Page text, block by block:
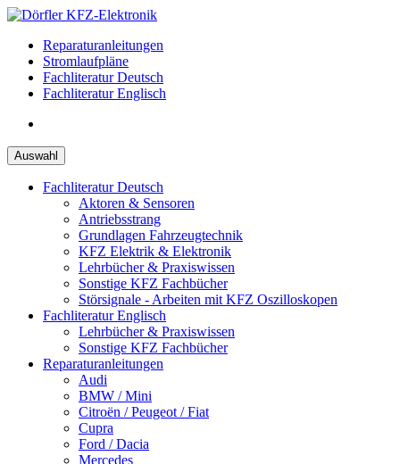
Zum
springenReparaturanleitungen
Stromlaufpläne
Fachliteratur Deutsch
Fachliteratur Englisch
Auswahl
Fachliteratur Deutsch
Aktoren & Sensoren
Antriebsstrang
Grundlagen Fahrzeugtechnik
KFZ Elektrik & Elektronik
Lehrbücher & Praxiswissen
Sonstige KFZ Fachbücher
Störsignale - Arbeiten mit KFZ Oszilloskopen
Fachliteratur Englisch
Lehrbücher & Praxiswissen
Sonstige KFZ Fachbücher
Reparaturanleitungen
Audi
BMW / Mini
Citroën / Peugeot / Fiat
Cupra
Ford / Dacia
Mercedes